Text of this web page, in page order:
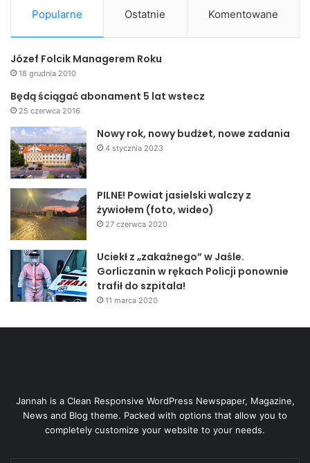
Popularne Ostatnie Komentowane
Józef Folcik Managerem Roku
18 grudnia 2010
Będą ściągać abonament 5 lat wstecz
25 czerwca 2016
Nowy rok, nowy budżet, nowe zadania
4 stycznia 2023
PILNE! Powiat jasielski walczy z
żywiołem (foto, wideo)
27 czerwca 2020
Uciekł z „zakaźnego” w Jaśle.
Gorliczanin w rękach Policji ponownie
trafił do szpitala!
11 marca 2020
Jannah is a Clean Responsive WordPress Newspaper, Magazine,
News and Blog theme. Packed with options that allow you to
completely customize your website to your needs.